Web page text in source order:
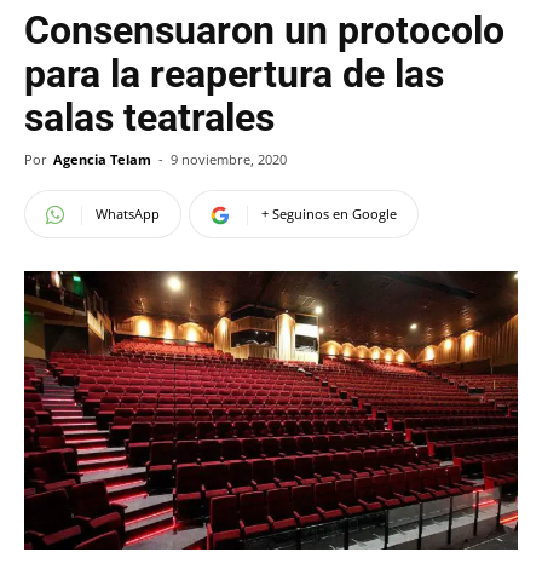
Consensuaron un protocolo
para la reapertura de las
salas teatrales
Por Agencia Telam - 9 noviembre, 2020
WhatsApp + Seguinos en Google